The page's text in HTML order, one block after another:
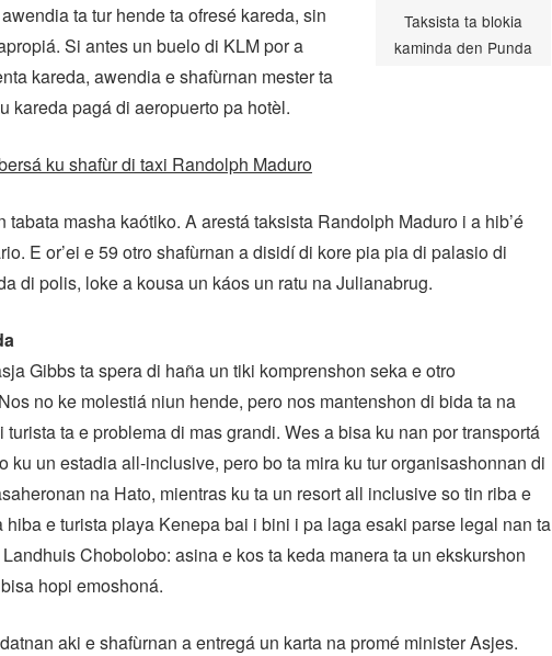
Taksista ta blokia
kaminda den Punda
ta tur hende ta ofresé kareda, sin
Si antes un buelo di KLM por a
kareda, awendia e shafùrnan mester ta
kareda pagá di aeropuerto pa hotèl.
ku shafùr di taxi Randolph Maduro
tabata masha kaótiko. A arestá taksista Randolph Maduro i a hib’é
E or’ei e 59 otro shafùrnan a disidí di kore pia pia di palasio di
di polis, loke a kousa un káos un ratu na Julianabrug.
Gibbs ta spera di haña un tiki komprenshon seka e otro
no ke molestiá niun hende, pero nos mantenshon di bida ta na
turista ta e problema di mas grandi. Wes a bisa ku nan por transportá
ku un estadia all-inclusive, pero bo ta mira ku tur organisashonnan di
na Hato, mientras ku ta un resort all inclusive so tin riba e
hiba e turista playa Kenepa bai i bini i pa laga esaki parse legal nan ta
Chobolobo: asina e kos ta keda manera ta un ekskurshon
hopi emoshoná.
aki e shafùrnan a entregá un karta na promé minister Asjes.